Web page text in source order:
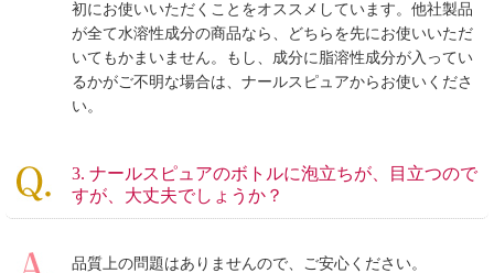
初にお使いいただくことをオススメしています。他社製品
が全て水溶性成分の商品なら、どちらを先にお使いいただ
いてもかまいません。もし、成分に脂溶性成分が入ってい
るかがご不明な場合は、ナールスピュアからお使いくださ
い。
3. ナールスピュアのボトルに泡立ちが、目立つので
すが、大丈夫でしょうか？
品質上の問題はありませんので、ご安心ください。